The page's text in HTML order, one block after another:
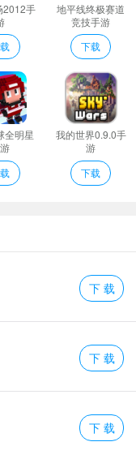
巅
以不同的难度操作。
松。
手游大作。
的终级判决。影客貌似
邪魔的仇恨远远胜于
部分。
战。
实奢华动画精美细腻精
开启
系统究竟有怎样的作用
中有关变身系统的绝
们可以陪你一起打副
2012手
地平线终极赛道
竞技手游
下载
全明星
我的世界0.9.0手
游
下载
下 载
下 载
下 载